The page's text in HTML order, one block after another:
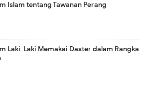
Islam tentang Tawanan Perang
Laki-Laki Memakai Daster dalam Rangka